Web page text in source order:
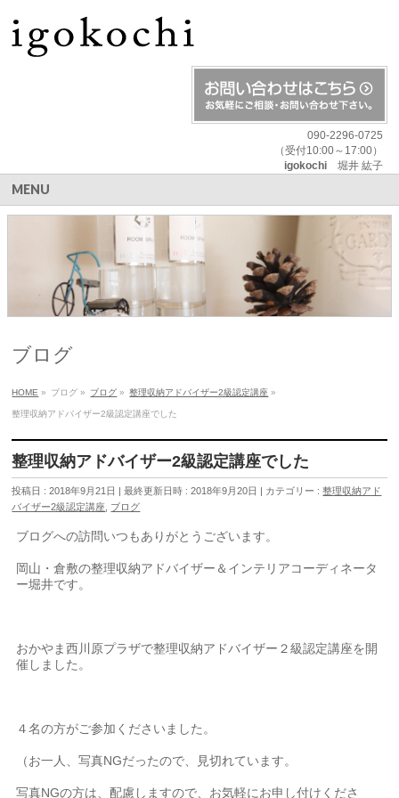
090-2296-0725
（受付10:00～17:00）
igokochi堀井 紘子
MENU
ブログ
HOME » ブログ » ブログ » 整理収納アドバイザー2級認定講座 »
整理収納アドバイザー2級認定講座でした
整理収納アドバイザー2級認定講座でした
投稿日 : 2018年9月21日 最終更新日時 : 2018年9月20日 カテゴリー :整理収納アド
バイザー2級認定講座
ブログ
ブログへの訪問いつもありがとうございます。
岡山・倉敷の整理収納アドバイザー＆インテリアコーディネータ
ー堀井です。
おかやま西川原プラザで整理収納アドバイザー２級認定講座を開
催しました。
４名の方がご参加くださいました。
（お一人、写真NGだったので、見切れています。
写真NGの方は、配慮しますので、お気軽にお申し付けくださ